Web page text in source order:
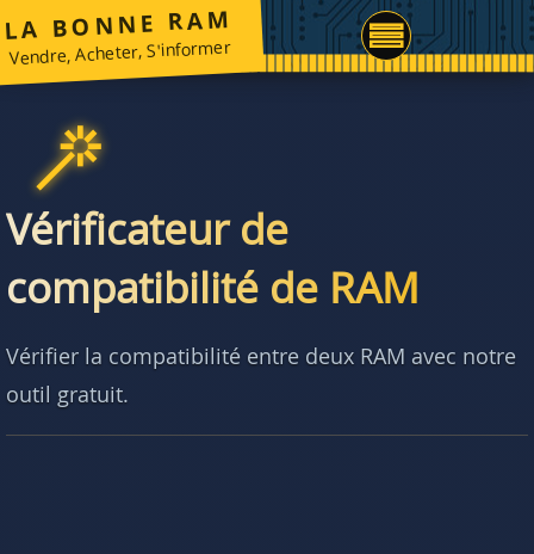
LA BONNE RAM
Vendre, Acheter, S'informer
Vérificateur de
compatibilité de RAM
Vérifier la compatibilité entre deux RAM avec notre
outil gratuit.